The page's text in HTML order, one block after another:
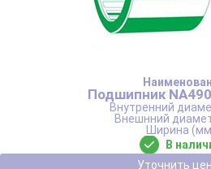
Подшипник
В